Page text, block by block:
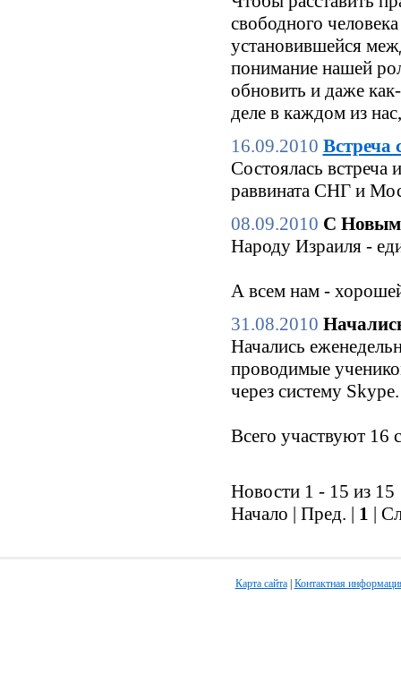
свободного
установившейся
понимание нашей
обновить и даже
деле в каждом из
16.09.2010 Встреча
Состоялась
раввината СНГ и
08.09.2010 С Новым
Народу Израиля -
А всем нам -
31.08.2010
Начались
проводимые
через систему Skype.
Всего участвуют 16
Новости 1 - 15 из 15
Начало | Пред. | 1 |
Карта сайта| Контактная